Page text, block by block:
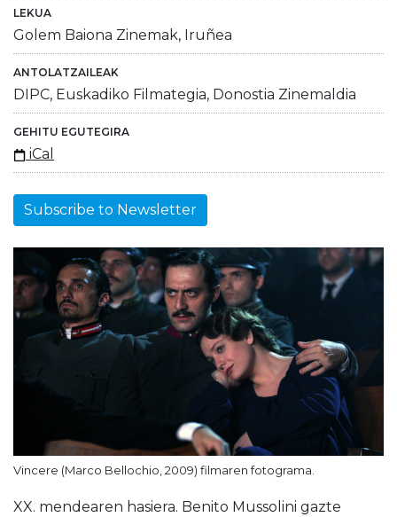
LEKUA
Golem Baiona Zinemak, Iruñea
ANTOLATZAILEAK
DIPC, Euskadiko Filmategia, Donostia Zinemaldia
GEHITU EGUTEGIRA
iCal
Subscribe to Newsletter
Vincere (Marco Bellochio, 2009) filmaren fotograma.
XX. mendearen hasiera. Benito Mussolini gazte